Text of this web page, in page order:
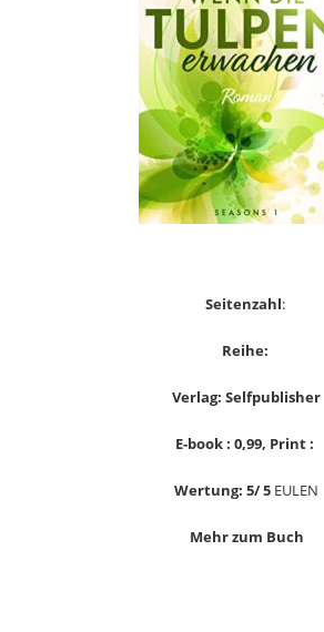
Seitenzahl:
Reihe:
Verlag: Selfpublisher
E-book : 0,99, Print :
Wertung: 5/ 5 EULEN
Mehr zum Buch